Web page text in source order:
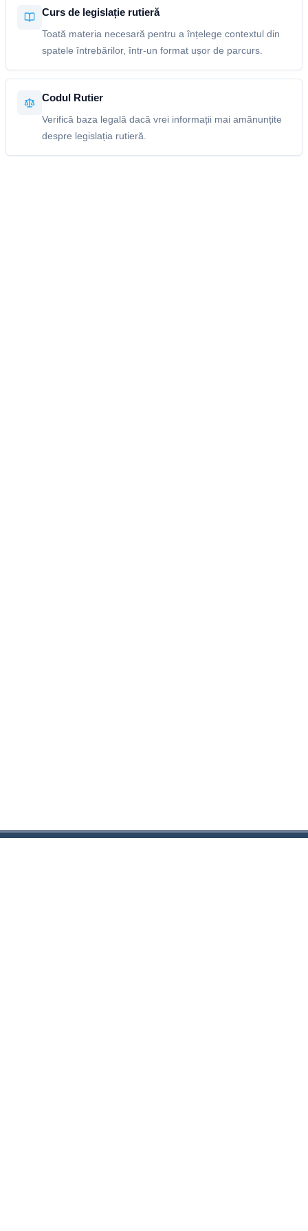
Curs de legislație rutieră
Toată materia necesară pentru a înțelege contextul din
spatele întrebărilor, într-un format ușor de parcurs.
Codul Rutier
Verifică baza legală dacă vrei informații mai amănunțite
despre legislația rutieră.